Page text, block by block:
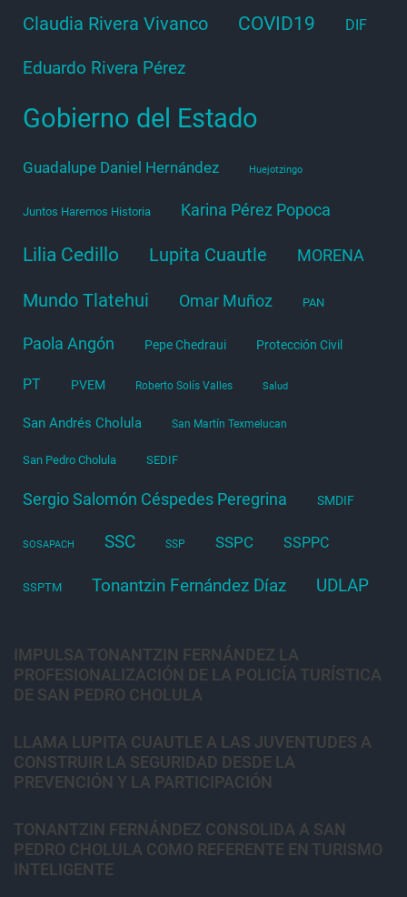
Claudia Rivera Vivanco COVID19 DIF
Eduardo Rivera Pérez
Gobierno del Estado
Guadalupe Daniel Hernández Huejotzingo
Juntos Haremos Historia Karina Pérez Popoca
Lilia Cedillo Lupita Cuautle MORENA
Mundo Tlatehui Omar Muñoz PAN
Paola Angón Pepe Chedraui Protección Civil
PT PVEM Roberto Solís Valles Salud
San Andrés Cholula San Martín Texmelucan
San Pedro Cholula SEDIF
Sergio Salomón Céspedes Peregrina SMDIF
SOSAPACH SSC SSP SSPC SSPPC
SSPTM Tonantzin Fernández Díaz UDLAP
IMPULSA TONANTZIN FERNÁNDEZ LA
PROFESIONALIZACIÓN DE LA POLICÍA TURÍSTICA
DE SAN PEDRO CHOLULA
LLAMA LUPITA CUAUTLE A LAS JUVENTUDES A
CONSTRUIR LA SEGURIDAD DESDE LA
PREVENCIÓN Y LA PARTICIPACIÓN
TONANTZIN FERNÁNDEZ CONSOLIDA A SAN
PEDRO CHOLULA COMO REFERENTE EN TURISMO
INTELIGENTE